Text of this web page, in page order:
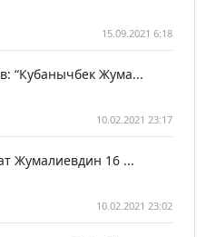
15.09.2021 6:18
“Кубанычбек Жума...
10.02.2021 23:17
Жумалиевдин 16 ...
10.02.2021 23:02